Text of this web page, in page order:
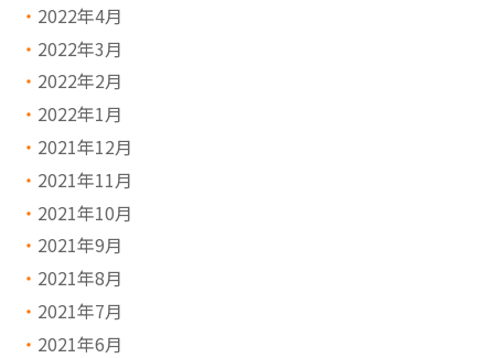
2022年4月
2022年3月
2022年2月
2022年1月
2021年12月
2021年11月
2021年10月
2021年9月
2021年8月
2021年7月
2021年6月